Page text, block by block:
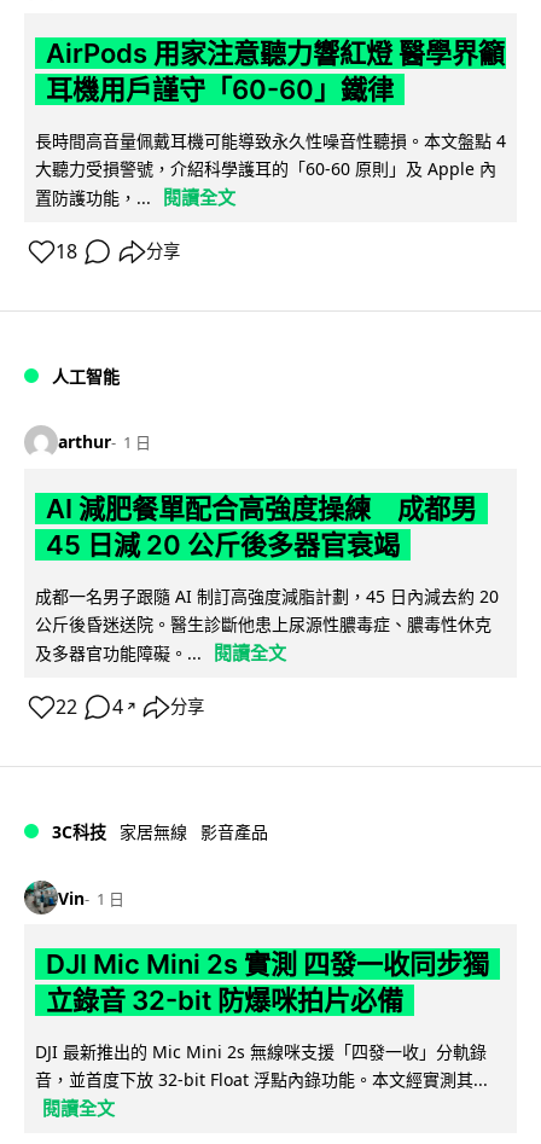
AirPods 用家注意聽力響紅燈 醫學界籲
耳機用戶謹守「60-60」鐵律
長時間高音量佩戴耳機可能導致永久性噪音性聽損。本文盤點 4
大聽力受損警號，介紹科學護耳的「60-60 原則」及 Apple 內
置防護功能，...
閱讀全文
18 分享
人工智能
arthur 1 日
AI 減肥餐單配合高強度操練 成都男
45 日減 20 公斤後多器官衰竭
成都一名男子跟隨 AI 制訂高強度減脂計劃，45 日內減去約 20
公斤後昏迷送院。醫生診斷他患上尿源性膿毒症、膿毒性休克
及多器官功能障礙。...
閱讀全文
22 4 ↗ 分享
3C科技 家居無線 影音產品
Vin 1 日
DJI Mic Mini 2s 實測 四發一收同步獨
立錄音 32-bit 防爆咪拍片必備
DJI 最新推出的 Mic Mini 2s 無線咪支援「四發一收」分軌錄
音，並首度下放 32-bit Float 浮點內錄功能。本文經實測其...
閱讀全文